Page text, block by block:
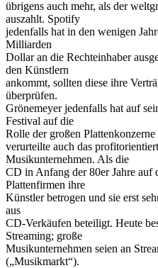
übrigens auch mehr, als der
auszahlt. Spotify
jedenfalls hat in den wenigen
Milliarden
Dollar an die Rechteinhaber
den Künstlern
ankommt, sollten diese ihre
überprüfen.
Grönemeyer jedenfalls hat auf
Festival auf die
Rolle der großen
verurteilte auch das
Musikunternehmen. Als die
CD in Anfang der 80er Jahre auf
Plattenfirmen ihre
Künstler betrogen und sie erst
aus
CD-Verkäufen beteiligt. Heute
Streaming; große
Musikunternehmen seien an
(„Musikmarkt“).